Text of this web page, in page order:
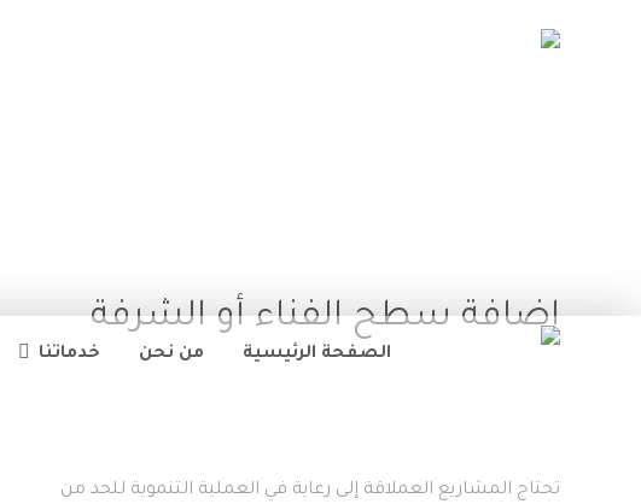
الصفحة الرئيسية من نحن خدماتنا
إضافة سطح الفناء أو الشرفة
تحتاج المشاريع العملاقة إلى رعاية في العملية التنموية للحد من